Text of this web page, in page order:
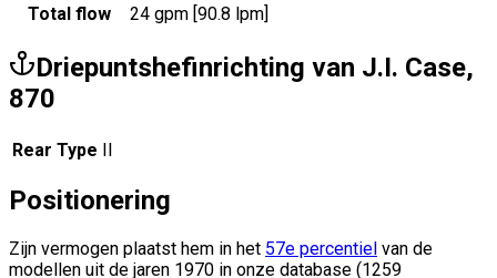
Total flow
24 gpm [90.8 lpm]
Driepuntshefinrichting van J.I. Case,
870
Rear Type II
Positionering
Zijn vermogen plaatst hem in het 57e percentiel van de
modellen uit de jaren 1970 in onze database (1259